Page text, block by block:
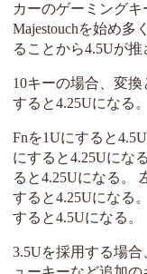
カーのゲーミングキ
Majestouchを始め多
ることから4.5Uが推
10キーの場合、変
すると4.25Uになる
Fnを1Uにすると
にすると4.25Uにな
ると4.25Uになる。
すると4.25Uになる
すると4.5Uになる。
3.5Uを採用する場